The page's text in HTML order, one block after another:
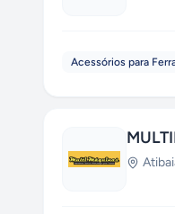
Acessórios para